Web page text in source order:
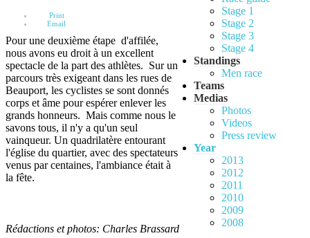
Stage 1
Stage 2
Stage 3
Stage 4
Standings
Men race
Teams
Medias
Photos
Videos
Press review
Year
2013
2012
2011
2010
2009
2008
Print
Email
Pour une deuxième étape d'affilée,
nous avons eu droit à un excellent
spectacle de la part des athlètes. Sur un
parcours très exigeant dans les rues de
Beauport, les cyclistes se sont donnés
corps et âme pour espérer enlever les
grands honneurs. Mais comme nous le
savons tous, il n'y a qu'un seul
vainqueur. Un quadrilatère entourant
l'église du quartier, avec des spectateurs
venus par centaines, l'ambiance était à
la fête.
Rédactions et photos: Charles Brassard